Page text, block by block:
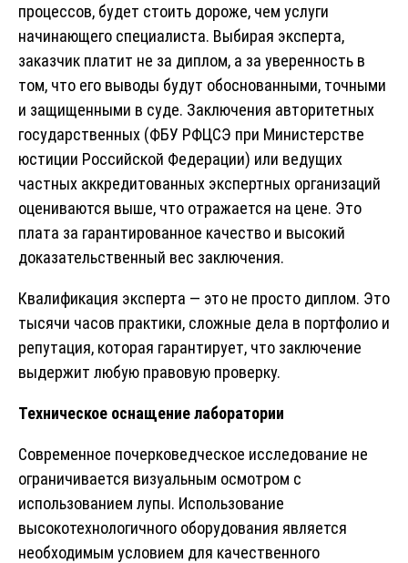
процессов, будет стоить дороже, чем услуги
начинающего специалиста. Выбирая эксперта,
заказчик платит не за диплом, а за уверенность в
том, что его выводы будут обоснованными, точными
и защищенными в суде. Заключения авторитетных
государственных (ФБУ РФЦСЭ при Министерстве
юстиции Российской Федерации) или ведущих
частных аккредитованных экспертных организаций
оцениваются выше, что отражается на цене. Это
плата за гарантированное качество и высокий
доказательственный вес заключения.
Квалификация эксперта — это не просто диплом. Это
тысячи часов практики, сложные дела в портфолио и
репутация, которая гарантирует, что заключение
выдержит любую правовую проверку.
Техническое оснащение лаборатории
Современное почерковедческое исследование не
ограничивается визуальным осмотром с
использованием лупы. Использование
высокотехнологичного оборудования является
необходимым условием для качественного